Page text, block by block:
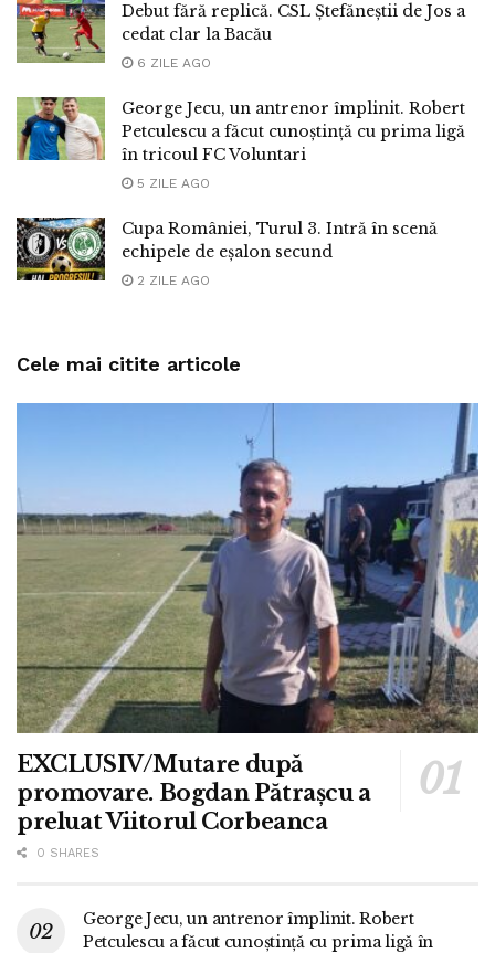
Debut fără replică. CSL Ștefăneștii de Jos a
cedat clar la Bacău
6 ZILE AGO
George Jecu, un antrenor împlinit. Robert
Petculescu a făcut cunoștință cu prima ligă
în tricoul FC Voluntari
5 ZILE AGO
Cupa României, Turul 3. Intră în scenă
echipele de eșalon secund
2 ZILE AGO
Cele mai citite articole
EXCLUSIV/Mutare după
promovare. Bogdan Pătrașcu a
preluat Viitorul Corbeanca
0 SHARES
George Jecu, un antrenor împlinit. Robert
Petculescu a făcut cunoștință cu prima ligă în